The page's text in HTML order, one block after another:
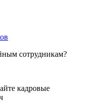
сотрудникам?
кадровые